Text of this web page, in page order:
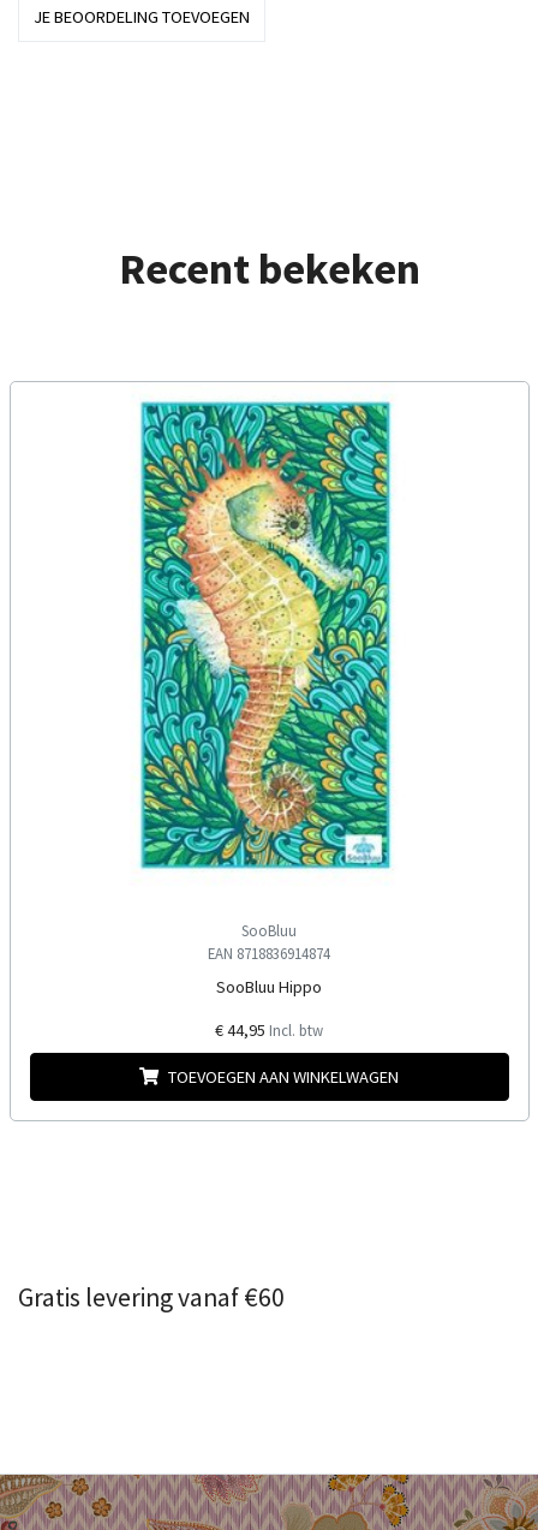
JE BEOORDELING TOEVOEGEN
Recent bekeken
SooBluu
EAN 8718836914874
SooBluu Hippo
€ 44,95 Incl. btw
TOEVOEGEN AAN WINKELWAGEN
Gratis levering vanaf €60